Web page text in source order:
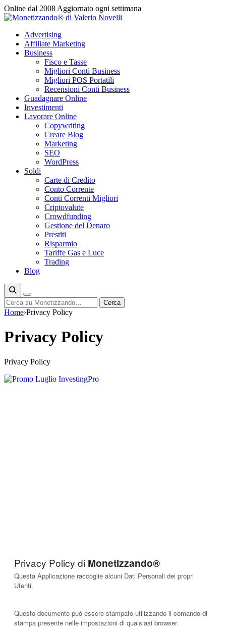
Vai
al
Online dal 2008 Aggiornato ogni settimana
Advertising
Affiliate Marketing
Business
Fisco e Tasse
Migliori Conti Business
Migliori POS Portatili
Recensioni Conti Business
Guadagnare Online
Investimenti
Lavorare Online
Copywriting
Creare Blog
Marketing
SEO
WordPress
Soldi
Carte di Credito
Conto Corrente
Conti Correnti Migliori
Criptovalute
Crowdfunding
Gestione del Denaro
Prestiti
Risparmio
Tariffe Gas e Luce
Trading
Blog
Cerca Cerca
Home›Privacy Policy
Privacy Policy
Privacy Policy
Privacy Policy di Monetizzando®
Questa Applicazione raccoglie alcuni Dati Personali dei propri
Utenti.
Questo documento può essere stampato utilizzando il comando di
stampa presente nelle impostazioni di qualsiasi browser.